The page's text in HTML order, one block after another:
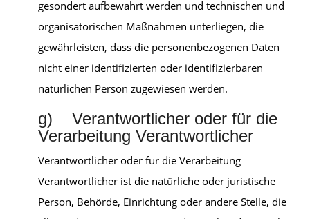
gesondert aufbewahrt werden und technischen und
organisatorischen Maßnahmen unterliegen, die
gewährleisten, dass die personenbezogenen Daten
nicht einer identifizierten oder identifizierbaren
natürlichen Person zugewiesen werden.
g) Verantwortlicher oder für die
Verarbeitung Verantwortlicher
Verantwortlicher oder für die Verarbeitung
Verantwortlicher ist die natürliche oder juristische
Person, Behörde, Einrichtung oder andere Stelle, die